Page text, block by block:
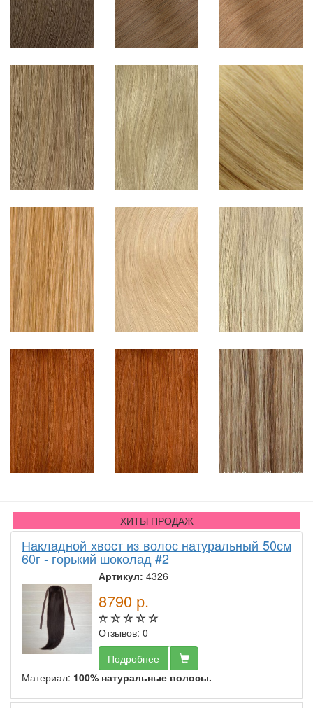
ХИТЫ ПРОДАЖ
Накладной хвост из волос натуральный 50см
60г - горький шоколад #2
Артикул: 4326
8790 р.
Отзывов: 0
Подробнее
Материал: 100% натуральные волосы.